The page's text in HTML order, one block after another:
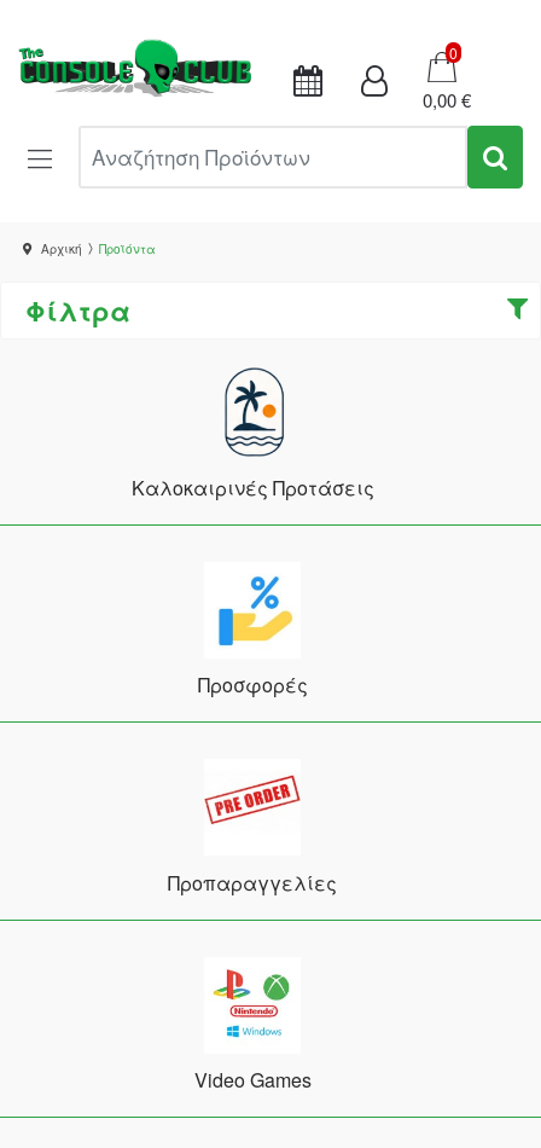
Καλάθι
0
0,00 €
Αρχική Προϊόντα
Φίλτρα
Καλοκαιρινές Προτάσεις
Προσφορές
Προπαραγγελίες
Video Games